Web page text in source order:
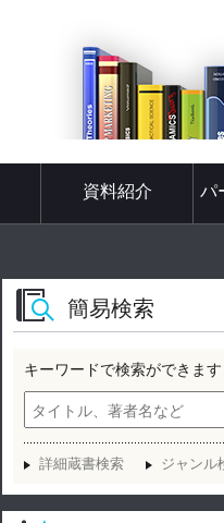
資料紹介 パ
簡易検索
キーワードで検索ができます
詳細蔵書検索 ジャンル